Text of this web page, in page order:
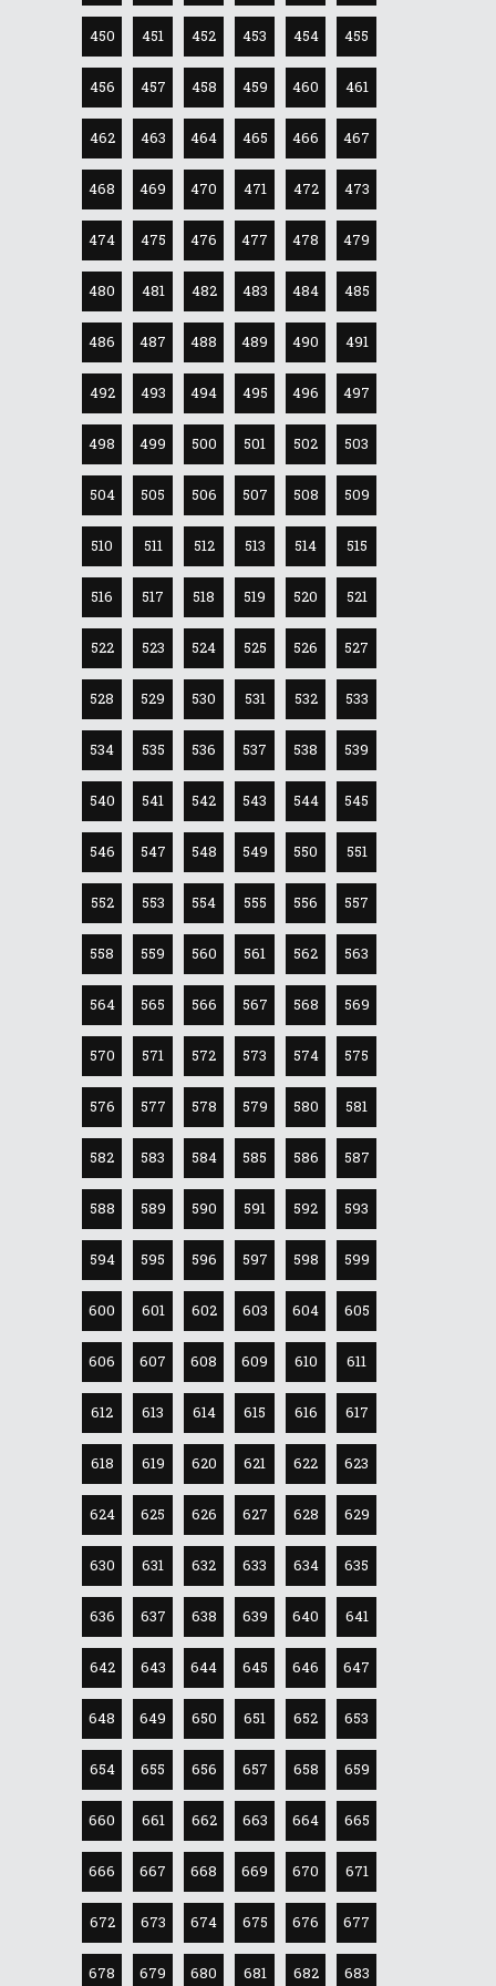
450 451 452 453 454 455
456 457 458 459 460 461
462 463 464 465 466 467
468 469 470 471 472 473
474 475 476 477 478 479
480 481 482 483 484 485
486 487 488 489 490 491
492 493 494 495 496 497
498 499 500 501 502 503
504 505 506 507 508 509
510 511 512 513 514 515
516 517 518 519 520 521
522 523 524 525 526 527
528 529 530 531 532 533
534 535 536 537 538 539
540 541 542 543 544 545
546 547 548 549 550 551
552 553 554 555 556 557
558 559 560 561 562 563
564 565 566 567 568 569
570 571 572 573 574 575
576 577 578 579 580 581
582 583 584 585 586 587
588 589 590 591 592 593
594 595 596 597 598 599
600 601 602 603 604 605
606 607 608 609 610 611
612 613 614 615 616 617
618 619 620 621 622 623
624 625 626 627 628 629
630 631 632 633 634 635
636 637 638 639 640 641
642 643 644 645 646 647
648 649 650 651 652 653
654 655 656 657 658 659
660 661 662 663 664 665
666 667 668 669 670 671
672 673 674 675 676 677
678 679 680 681 682 683